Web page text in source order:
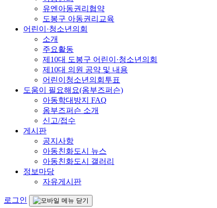
유엔아동권리협약
도봉구 아동권리교육
어린이·청소년의회
소개
주요활동
제10대 도봉구 어린이·청소년의회
제10대 의원 공약 및 내용
어린이청소년의회투표
도움이 필요해요(옴부즈퍼슨)
아동학대방지 FAQ
옴부즈퍼슨 소개
신고/접수
게시판
공지사항
아동친화도시 뉴스
아동친화도시 갤러리
정보마당
자유게시판
로그인